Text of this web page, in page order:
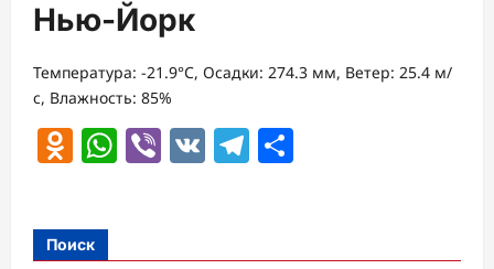
Нью-Йорк
Температура: -21.9°C, Осадки: 274.3 мм, Ветер: 25.4 м/
с, Влажность: 85%
Odnoklassniki
WhatsApp
Viber
VK Telegram
Поиск